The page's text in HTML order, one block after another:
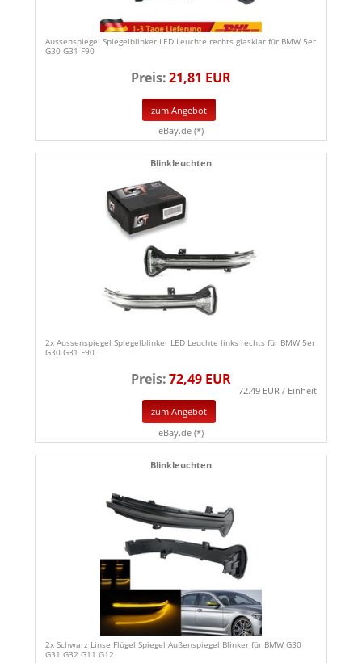
Aussenspiegel Spiegelblinker LED Leuchte rechts glasklar für BMW 5er
G30 G31 F90
Preis:21,81 EUR
zum Angebot
eBay.de (*)
Blinkleuchten
2x Aussenspiegel Spiegelblinker LED Leuchte links rechts für BMW 5er
G30 G31 F90
Preis:72,49 EUR
72.49 EUR / Einheit
zum Angebot
eBay.de (*)
Blinkleuchten
2x Schwarz Linse Flügel Spiegel Außenspiegel Blinker für BMW G30
G31 G32 G11 G12